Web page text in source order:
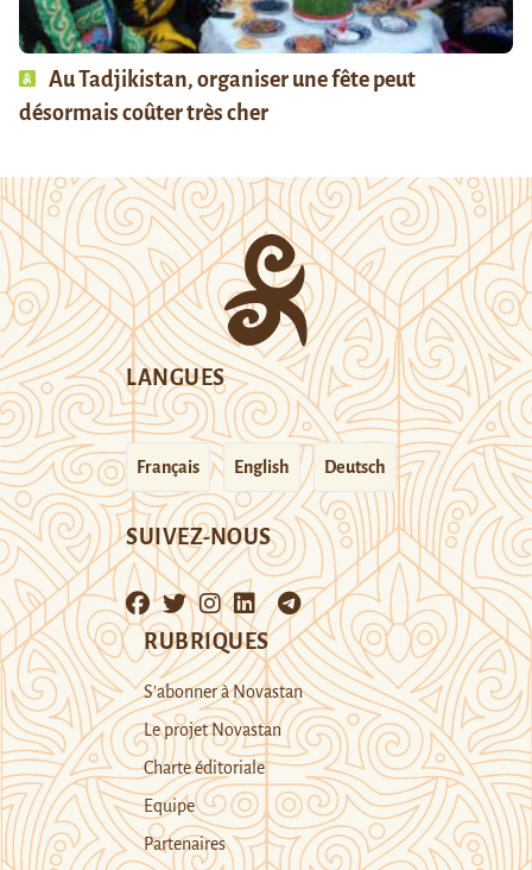
Au Tadjikistan, organiser une fête peut
désormais coûter très cher
LANGUES
Français English Deutsch
SUIVEZ-NOUS
RUBRIQUES
S’abonner à Novastan
Le projet Novastan
Charte éditoriale
Equipe
Partenaires